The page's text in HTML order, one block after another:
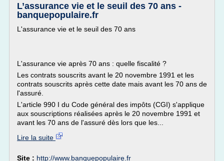
L’assurance vie et le seuil des 70 ans -
banquepopulaire.fr
L'assurance vie et le seuil des 70 ans
L'assurance vie après 70 ans : quelle fiscalité ?
Les contrats souscrits avant le 20 novembre 1991 et les
contrats souscrits après cette date mais avant les 70 ans de
l'assuré.
L'article 990 I du Code général des impôts (CGI) s'applique
aux souscriptions réalisées après le 20 novembre 1991 et
avant les 70 ans de l'assuré dès lors que les...
Lire la suite
Site : http://www.banquepopulaire.fr